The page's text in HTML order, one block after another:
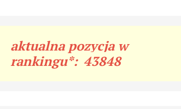
aktualna pozycja w
rankingu*: 43848